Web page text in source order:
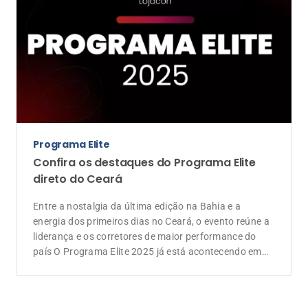
Programa Elite
Confira os destaques do Programa Elite
direto do Ceará
Entre a nostalgia da última edição na Bahia e a
energia dos primeiros dias no Ceará, o evento reúne a
liderança e os corretores de maior performance do
país O Programa Elite 2025 já está acontecendo em